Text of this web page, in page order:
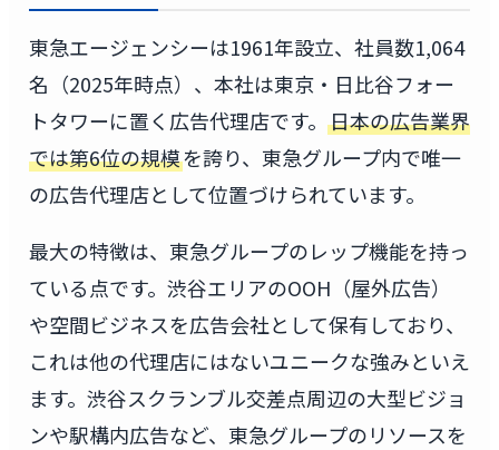
東急エージェンシーは1961年設立、社員数1,064
名（2025年時点）、本社は東京・日比谷フォー
トタワーに置く広告代理店です。 日本の広告業界
では第6位の規模を誇り、東急グループ内で唯一
の広告代理店として位置づけられています。
最大の特徴は、東急グループのレップ機能を持っ
ている点です。渋谷エリアのOOH（屋外広告）
や空間ビジネスを広告会社として保有しており、
これは他の代理店にはないユニークな強みといえ
ます。渋谷スクランブル交差点周辺の大型ビジョ
ンや駅構内広告など、東急グループのリソースを